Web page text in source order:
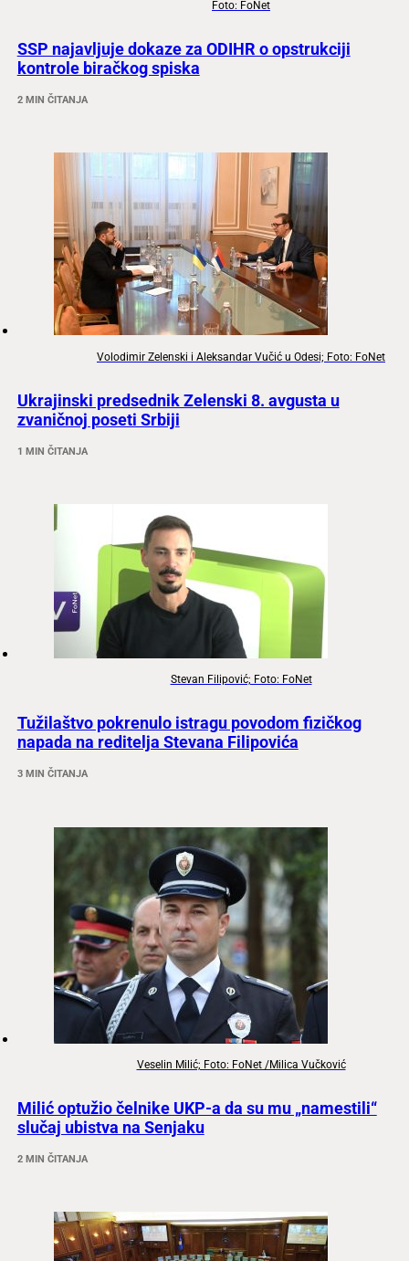
Foto: FoNet
SSP najavljuje dokaze za ODIHR o opstrukciji
kontrole biračkog spiska
2 MIN ČITANJA
Volodimir Zelenski i Aleksandar Vučić u Odesi; Foto: FoNet
Ukrajinski predsednik Zelenski 8. avgusta u
zvaničnoj poseti Srbiji
1 MIN ČITANJA
Stevan Filipović; Foto: FoNet
Tužilaštvo pokrenulo istragu povodom fizičkog
napada na reditelja Stevana Filipovića
3 MIN ČITANJA
Veselin Milić; Foto: FoNet /Milica Vučković
Milić optužio čelnike UKP-a da su mu „namestili“
slučaj ubistva na Senjaku
2 MIN ČITANJA